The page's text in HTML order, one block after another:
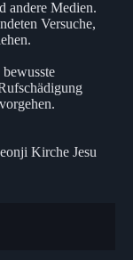
andere Medien.
Versuche,
Kirche Jesu